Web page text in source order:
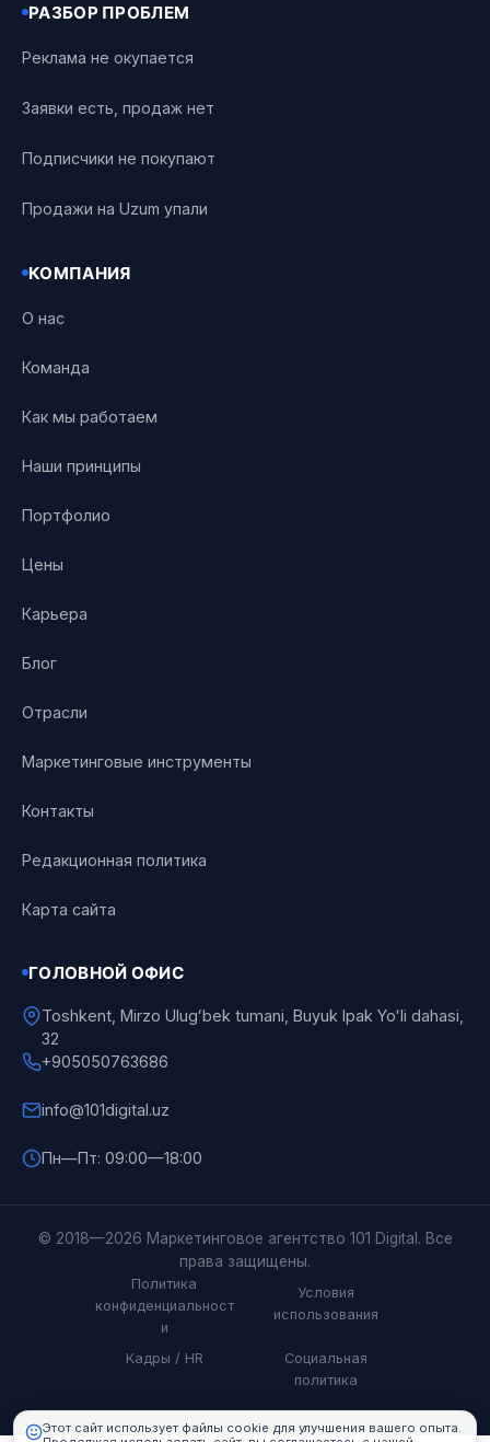
РАЗБОР ПРОБЛЕМ
Реклама не окупается
Заявки есть, продаж нет
Подписчики не покупают
Продажи на Uzum упали
КОМПАНИЯ
О нас
Команда
Как мы работаем
Наши принципы
Портфолио
Цены
Карьера
Блог
Отрасли
Маркетинговые инструменты
Контакты
Редакционная политика
Карта сайта
ГОЛОВНОЙ ОФИС
Toshkent, Mirzo Ulugʻbek tumani, Buyuk Ipak Yoʻli dahasi,
32
+905050763686
info@101digital.uz
Пн—Пт: 09:00—18:00
© 2018—2026 Маркетинговое агентство 101 Digital. Все
права защищены.
Политика
конфиденциальност
и
Условия
использования
Кадры / HR
Социальная
политика
Этот сайт использует файлы cookie для улучшения вашего опыта.
101 Digital